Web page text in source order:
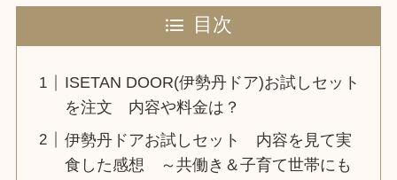
目次
ISETAN DOOR(伊勢丹ドア)お試しセット
を注文 内容や料金は？
伊勢丹ドアお試しセット 内容を見て実
食した感想 ～共働き＆子育て世帯にも